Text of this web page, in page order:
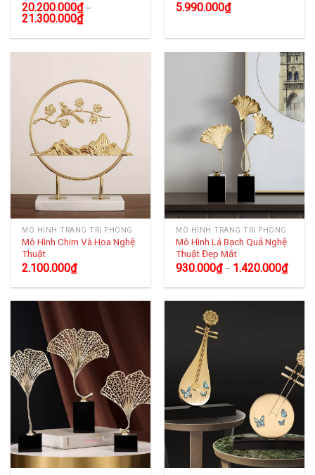
20.200.000₫–
21.300.000₫
5.990.000₫
MÔ HÌNH TRANG TRÍ PHÒNG
Mô Hình Chim Và Hoa Nghệ
Thuật
2.100.000₫
MÔ HÌNH TRANG TRÍ PHÒNG
Mô Hình Lá Bạch Quả Nghệ
Thuật Đẹp Mắt
930.000₫– 1.420.000₫